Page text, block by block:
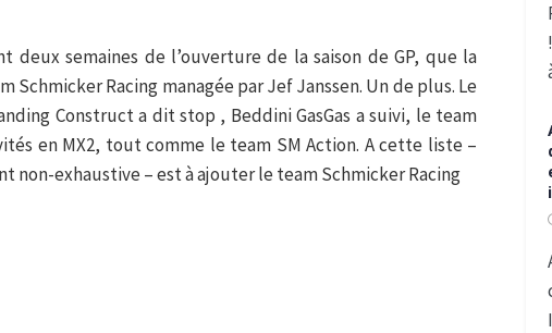
deux semaines de l’ouverture de la saison de GP, que la
Racing managée par Jef Janssen. Un de plus. Le
Construct a dit stop , Beddini GasGas a suivi, le team
en MX2, tout comme le team SM Action. A cette liste –
non-exhaustive – est à ajouter le team Schmicker Racing